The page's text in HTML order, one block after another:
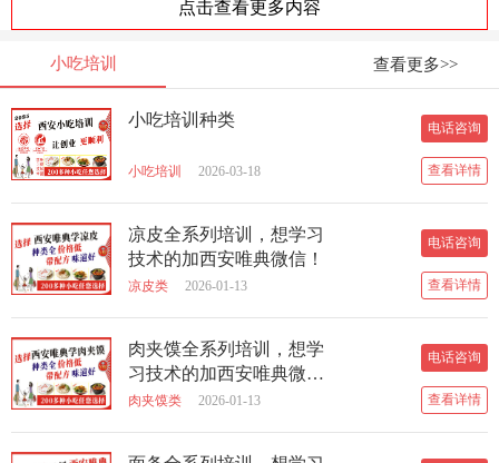
点击查看更多内容
小吃培训 查看更多>>
小吃培训种类
小吃培训 2026-03-18
电话咨询
查看详情
凉皮全系列培训，想学习
技术的加西安唯典微信！
凉皮类 2026-01-13
电话咨询
查看详情
肉夹馍全系列培训，想学
习技术的加西安唯典微
信！
肉夹馍类 2026-01-13
电话咨询
查看详情